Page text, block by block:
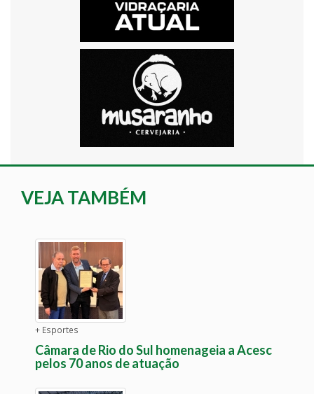
VEJA TAMBÉM
+ Esportes
Câmara de Rio do Sul homenageia a Acesc
pelos 70 anos de atuação